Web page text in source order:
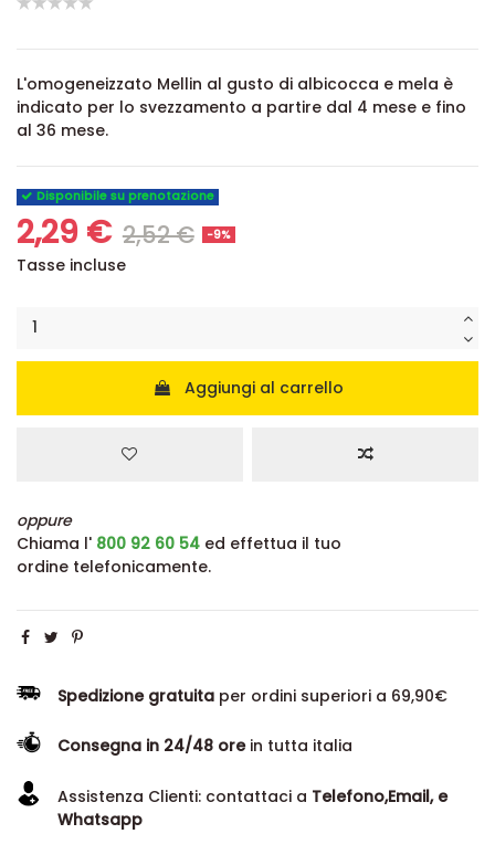
L'omogeneizzato Mellin al gusto di albicocca e mela è
indicato per lo svezzamento a partire dal 4 mese e fino
al 36 mese.
Disponibile su prenotazione
2,29 € 2,52 € -9%
Tasse incluse
Aggiungi al carrello
oppure
Chiama l' 800 92 60 54 ed effettua il tuo
ordine telefonicamente.
Spedizione gratuita per ordini superiori a 69,90€
Consegna in 24/48 orein tutta italia
Assistenza Clienti: contattaci a Telefono,Email, e
Whatsapp